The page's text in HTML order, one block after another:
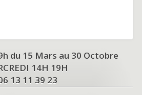
du 15 Mars au 30 Octobre
14H 19H
13 11 39 23